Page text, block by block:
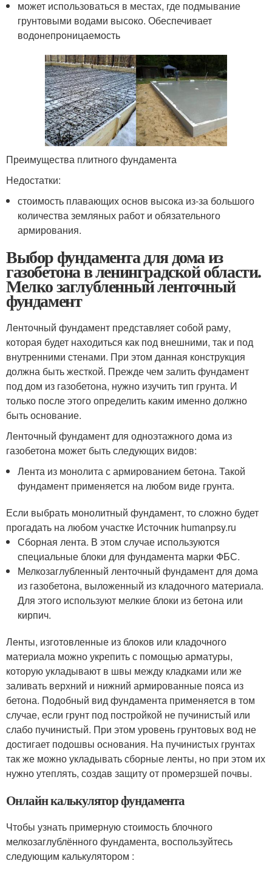
может использоваться в местах, где подмывание
грунтовыми водами высоко. Обеспечивает
водонепроницаемость
Преимущества плитного фундамента
Недостатки:
стоимость плавающих основ высока из-за большого
количества земляных работ и обязательного
армирования.
Выбор фундамента для дома из
газобетона в ленинградской области.
Мелко заглубленный ленточный
фундамент
Ленточный фундамент представляет собой раму,
которая будет находиться как под внешними, так и под
внутренними стенами. При этом данная конструкция
должна быть жесткой. Прежде чем залить фундамент
под дом из газобетона, нужно изучить тип грунта. И
только после этого определить каким именно должно
быть основание.
Ленточный фундамент для одноэтажного дома из
газобетона может быть следующих видов:
Лента из монолита с армированием бетона. Такой
фундамент применяется на любом виде грунта.
Если выбрать монолитный фундамент, то сложно будет
прогадать на любом участке Источник humanpsy.ru
Сборная лента. В этом случае используются
специальные блоки для фундамента марки ФБС.
Мелкозаглубленный ленточный фундамент для дома
из газобетона, выложенный из кладочного материала.
Для этого используют мелкие блоки из бетона или
кирпич.
Ленты, изготовленные из блоков или кладочного
материала можно укрепить с помощью арматуры,
которую укладывают в швы между кладками или же
заливать верхний и нижний армированные пояса из
бетона. Подобный вид фундамента применяется в том
случае, если грунт под постройкой не пучинистый или
слабо пучинистый. При этом уровень грунтовых вод не
достигает подошвы основания. На пучинистых грунтах
так же можно укладывать сборные ленты, но при этом их
нужно утеплять, создав защиту от промерзшей почвы.
Онлайн калькулятор фундамента
Чтобы узнать примерную стоимость блочного
мелкозаглублённого фундамента, воспользуйтесь
следующим калькулятором :